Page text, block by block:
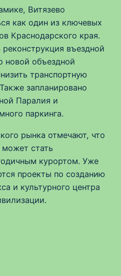
Витязево
как один из ключевых
Краснодарского края.
въездной
новой объездной
транспортную
запланировано
Паралия и
паркинга.
рынка отмечают, что
может стать
курортом. Уже
проекты по созданию
и культурного центра